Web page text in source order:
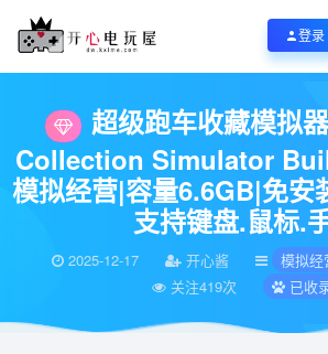
欢迎您光临开心电玩屋，本站专注分享精品整合游登录
当前位置： 开心电玩屋 模拟经营 >超
超级跑车收藏模拟
Collection Simulator
模拟经营|容量6.6GB|免安
支持键盘.鼠标.
2025-12-17 开心酱 模拟经
关注419次
已收